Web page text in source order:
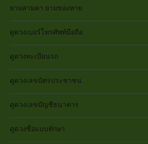
ยามสามตา ยามของหาย
ดูดวงเบอร์โทรศัพท์มือถือ
ดูดวงทะเบียนรถ
ดูดวงเลขบัตรประชาชน
ดูดวงเลขบัญชีธนาคาร
ดูดวงชื่อแบบทักษา